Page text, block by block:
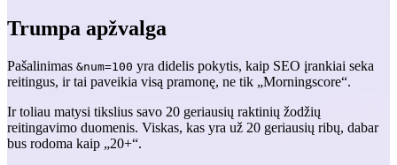
Trumpa apžvalga
Pašalinimas &num=100 yra didelis pokytis, kaip SEO įrankiai seka
reitingus, ir tai paveikia visą pramonę, ne tik „Morningscore“.
Ir toliau matysi tikslius savo 20 geriausių raktinių žodžių
reitingavimo duomenis. Viskas, kas yra už 20 geriausių ribų, dabar
bus rodoma kaip „20+“.